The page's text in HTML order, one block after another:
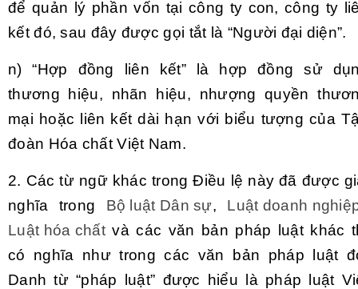
để quản lý phần vốn tại công ty con, công ty
kết đó, sau đây được gọi tắt là “Người đại diện”.
n) “Hợp đồng liên kết” là hợp đồng sử
thương hiệu, nhãn hiệu, nhượng quyền
mại hoặc liên kết dài hạn với biểu tượng của
đoàn Hóa chất Việt Nam.
2. Các từ ngữ khác trong Điều lệ này đã được
nghĩa trong Bộ luật Dân sự, Luật doanh
Luật hóa chấtvà các văn bản pháp luật khác
có nghĩa như trong các văn bản pháp luật
Danh từ “pháp luật” được hiểu là pháp luật